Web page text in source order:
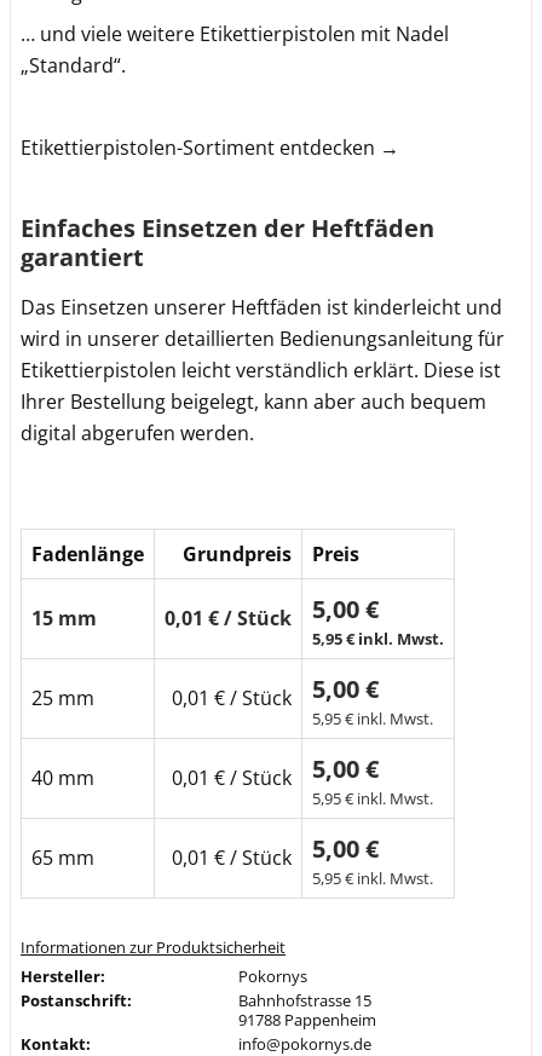
… und viele weitere Etikettierpistolen mit Nadel
„Standard“.
Etikettierpistolen-Sortiment entdecken →
Einfaches Einsetzen der Heftfäden
garantiert
Das Einsetzen unserer Heftfäden ist kinderleicht und
wird in unserer detaillierten Bedienungsanleitung für
Etikettierpistolen leicht verständlich erklärt. Diese ist
Ihrer Bestellung beigelegt, kann aber auch bequem
digital abgerufen werden.
Fadenlänge Grundpreis Preis
15 mm 0,01 € / Stück 5,00 €
5,95 € inkl. Mwst.
25 mm 0,01 € / Stück 5,00 €
5,95 € inkl. Mwst.
40 mm 0,01 € / Stück 5,00 €
5,95 € inkl. Mwst.
65 mm 0,01 € / Stück 5,00 €
5,95 € inkl. Mwst.
Informationen zur Produktsicherheit
Hersteller:
Pokornys
Postanschrift:
Bahnhofstrasse 15
91788 Pappenheim
Kontakt:
info@pokornys.de